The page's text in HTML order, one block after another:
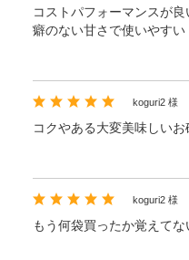
ムVoice
見表
見表
表
コストパフォーマンスが良
癖のない甘さで使いやすい
koguri2 様
コクやある大変美味しいお
koguri2 様
もう何袋買ったか覚えて